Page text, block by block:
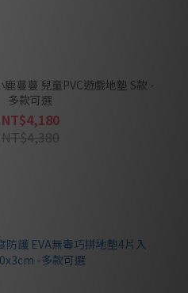
蔓蔓 兒童PVC遊戲地墊 S款 -
多款可選
NT$4,180
NT$4,380